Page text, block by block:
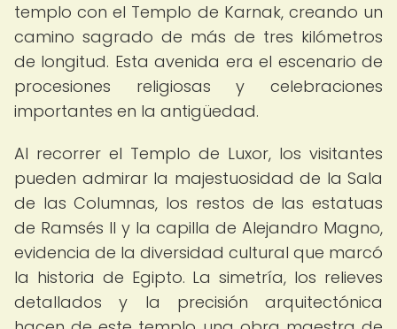
templo con el Templo de Karnak, creando un
camino sagrado de más de tres kilómetros
de longitud. Esta avenida era el escenario de
procesiones religiosas y celebraciones
importantes en la antigüedad.
Al recorrer el Templo de Luxor, los visitantes
pueden admirar la majestuosidad de la Sala
de las Columnas, los restos de las estatuas
de Ramsés II y la capilla de Alejandro Magno,
evidencia de la diversidad cultural que marcó
la historia de Egipto. La simetría, los relieves
detallados y la precisión arquitectónica